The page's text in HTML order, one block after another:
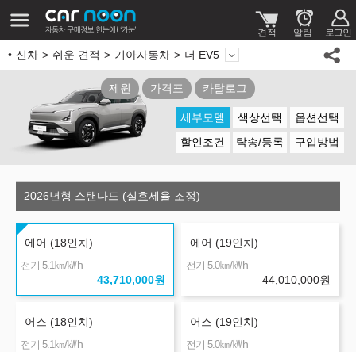
신차 쉬운 견적 기아자동차 더 EV5
제원 가격표 카탈로그
세부모델 색상선택
옵션선택
할인조건
탁송/등록 구입방법
2026년형 스탠다드 (실효세율 조정)
에어 (18인치)
전기 5.1㎞/㎾h
43,710,000원
에어 (19인치)
전기 5.0㎞/㎾h
44,010,000원
어스 (18인치)
전기 5.1㎞/㎾h
어스 (19인치)
전기 5.0㎞/㎾h